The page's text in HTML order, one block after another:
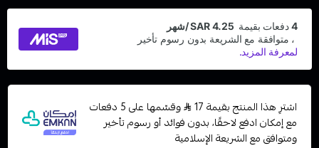
اشترِ هذا المنتج بقيمة 17
وقسّمها على 5 دفعات
مع إمكان ادفع لاحقًا، بدون فوائد أو رسوم تأخير
ومتوافق مع الشريعة الإسلامية